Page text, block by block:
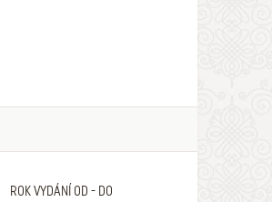
ROK VYDÁNÍ OD - DO